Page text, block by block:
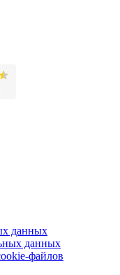
данных
данных
файлов